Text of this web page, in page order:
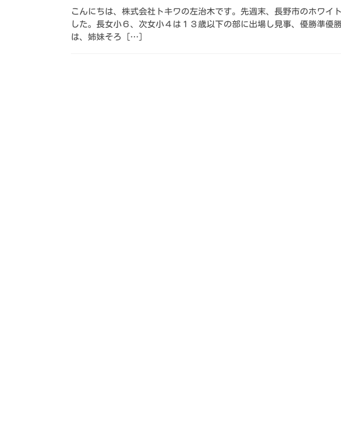
こんにちは、株式会社トキワの左治木です。先週末、長野市のホワイ
した。長女小６、次女小４は１３歳以下の部に出場し見事、優勝準優
は、姉妹そろ […]